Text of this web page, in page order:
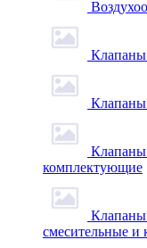
Клапаны
Клапаны
Клапаны
комплектующие
Клапаны
смесительные